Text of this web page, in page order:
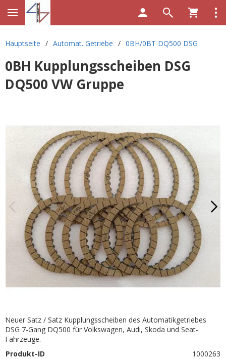
Hauptseite / Automat. Getriebe / 0BH/0BT DQ500 DSG
0BH Kupplungsscheiben DSG
DQ500 VW Gruppe
Neuer Satz / Satz Kupplungsscheiben des Automatikgetriebes
DSG 7-Gang DQ500 für Volkswagen, Audi, Skoda und Seat-
Fahrzeuge.
Produkt-ID
1000263